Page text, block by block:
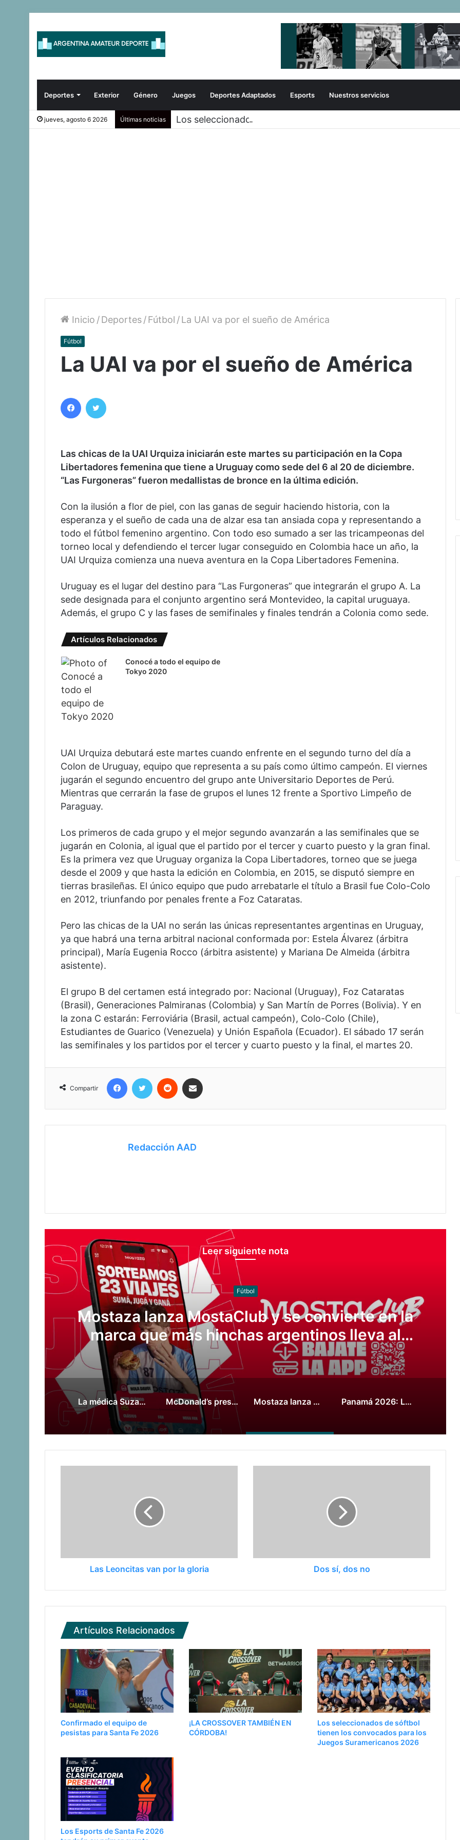
Deportes Exterior Género Juegos Deportes Adaptados Esports Nuestros servicios
jueves, agosto 6 2026 Últimas noticias Los seleccionados de sóftbol tienen los convocados para los
Inicio /Deportes/Fútbol /La UAI va por el sueño de América
Fútbol
La UAI va por el sueño de América
Las chicas de la UAI Urquiza iniciarán este martes su participación en la Copa
Libertadores femenina que tiene a Uruguay como sede del 6 al 20 de diciembre.
“Las Furgoneras” fueron medallistas de bronce en la última edición.
Con la ilusión a flor de piel, con las ganas de seguir haciendo historia, con la
esperanza y el sueño de cada una de alzar esa tan ansiada copa y representando a
todo el fútbol femenino argentino. Con todo eso sumado a ser las tricampeonas del
torneo local y defendiendo el tercer lugar conseguido en Colombia hace un año, la
UAI Urquiza comienza una nueva aventura en la Copa Libertadores Femenina.
Uruguay es el lugar del destino para “Las Furgoneras” que integrarán el grupo A. La
sede designada para el conjunto argentino será Montevideo, la capital uruguaya.
Además, el grupo C y las fases de semifinales y finales tendrán a Colonia como sede.
Artículos Relacionados
Conocé a todo el equipo de
Tokyo 2020
UAI Urquiza debutará este martes cuando enfrente en el segundo turno del día a
Colon de Uruguay, equipo que representa a su país como último campeón. El viernes
jugarán el segundo encuentro del grupo ante Universitario Deportes de Perú.
Mientras que cerrarán la fase de grupos el lunes 12 frente a Sportivo Limpeño de
Paraguay.
Los primeros de cada grupo y el mejor segundo avanzarán a las semifinales que se
jugarán en Colonia, al igual que el partido por el tercer y cuarto puesto y la gran final.
Es la primera vez que Uruguay organiza la Copa Libertadores, torneo que se juega
desde el 2009 y que hasta la edición en Colombia, en 2015, se disputó siempre en
tierras brasileñas. El único equipo que pudo arrebatarle el título a Brasil fue Colo-Colo
en 2012, triunfando por penales frente a Foz Cataratas.
Pero las chicas de la UAI no serán las únicas representantes argentinas en Uruguay,
ya que habrá una terna arbitral nacional conformada por: Estela Álvarez (árbitra
principal), María Eugenia Rocco (árbitra asistente) y Mariana De Almeida (árbitra
asistente).
El grupo B del certamen está integrado por: Nacional (Uruguay), Foz Cataratas
(Brasil), Generaciones Palmiranas (Colombia) y San Martín de Porres (Bolivia). Y en
la zona C estarán: Ferroviária (Brasil, actual campeón), Colo-Colo (Chile),
Estudiantes de Guarico (Venezuela) y Unión Española (Ecuador). El sábado 17 serán
las semifinales y los partidos por el tercer y cuarto puesto y la final, el martes 20.
Compartir
Redacción AAD
Leer siguiente nota
Juegos
Panamá 2026: La natación cerró con 35
medallas
La médica Suzanne Huurman hace historia como jefa médica en la Copa del Mundo 2026 McDonald’s presenta tres nuevas hamburguesas junto a figuras de la Selección Argentina para vivir el Mundial 2026 Mostaza lanza MostaClub y se convierte en la marca que más hinchas argentinos lleva al Mundial Panamá 2026: La natación cerró con 35 medallas
Las Leoncitas van por la gloria Dos sí, dos no
Artículos Relacionados
Confirmado el equipo de
pesistas para Santa Fe 2026
¡LA CROSSOVER TAMBIÉN EN
CÓRDOBA!
Los seleccionados de sóftbol
tienen los convocados para los
Juegos Suramericanos 2026
Los Esports de Santa Fe 2026